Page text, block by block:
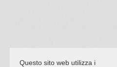
Questo sito web utilizza i